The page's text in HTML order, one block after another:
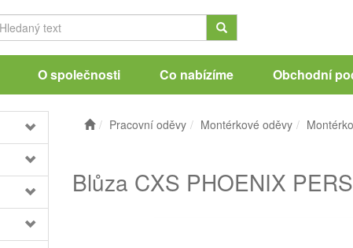
O společnosti Co nabízíme Obchodní
Pracovní oděvy Montérkové oděvy
Blůza CXS PHOENIX